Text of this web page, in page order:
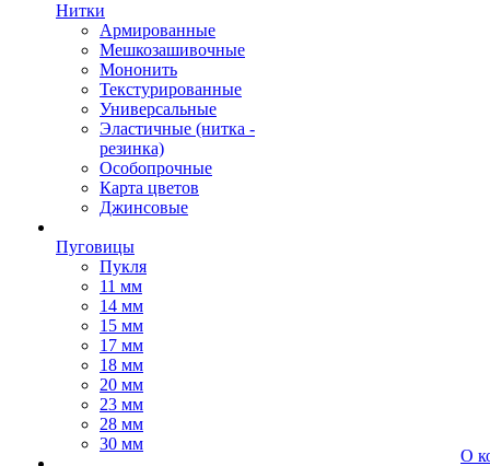
Нитки
Армированные
Мешкозашивочные
Мононить
Текстурированные
Универсальные
Эластичные (нитка -
резинка)
Особопрочные
Карта цветов
Джинсовые
Пуговицы
Пукля
11 мм
14 мм
15 мм
17 мм
18 мм
20 мм
23 мм
28 мм
30 мм
О